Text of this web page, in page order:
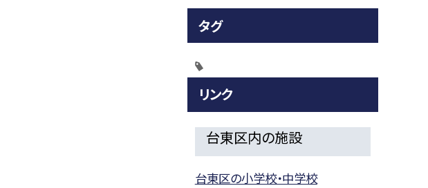
タグ
リンク
台東区内の施設
台東区の小学校・中学校